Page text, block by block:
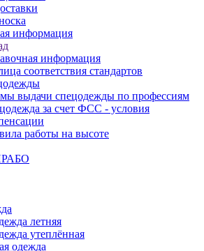
информация
информация
соответствия стандартов
выдачи спецодежды по профессиям
за счет ФСС - условия
работы на высоте
летняя
утеплённая
одежда